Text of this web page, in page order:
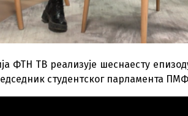
ФТН ТВ реализује шеснаесту
студентског парламента